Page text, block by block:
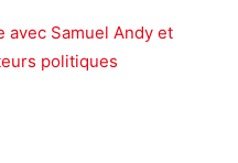
avec Samuel Andy et
politiques